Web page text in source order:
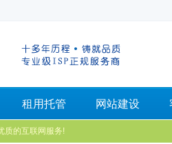
租用托管 网站建设
质的互联网服务!